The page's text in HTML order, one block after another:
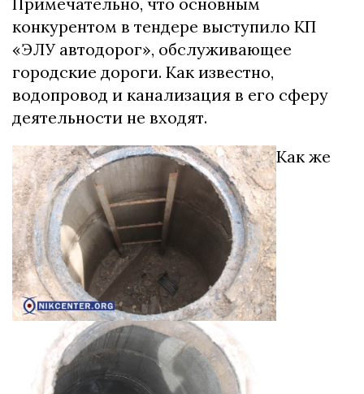
конкурентом в тендере выступило КП
«ЭЛУ автодорог», обслуживающее
городские дороги. Как известно,
водопровод и канализация в его сферу
деятельности не входят.
Как же